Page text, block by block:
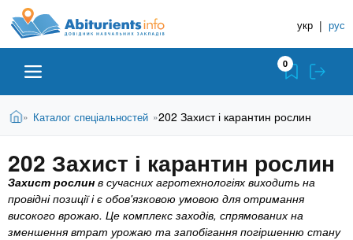
A
b
i
t
u
о
в
д
н
к
Н
а
в
укр | рус
Абітурієнту
ЗВО (ВНЗ)
Коледжі
0
В
т
у
т
Головна
» Каталог спеціальностей »202 Захист і карантин рослин
202 Захист і карантин рослин
Захист рослин в сучасних агротехнологіях виходить на
провідні позиції і є обов'язковою умовою для отримання
високого врожаю. Це комплекс заходів, спрямованих на
зменшення втрат урожаю та запобігання погіршенню стану